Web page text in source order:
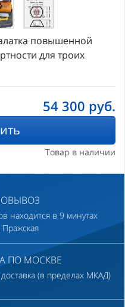
повышенной
для троих
54 300 руб.
Товар в наличии
находится в 9 минутах
Пражская
ПО МОСКВЕ
доставка (в пределах МКАД)